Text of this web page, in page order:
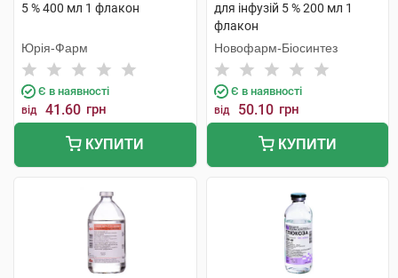
5 % 400 мл 1 флакон
Юрія-Фарм
Є в наявності
від 41.60 грн
КУПИТИ
для інфузій 5 % 200 мл 1
флакон
Новофарм-Біосинтез
Є в наявності
від 50.10 грн
КУПИТИ